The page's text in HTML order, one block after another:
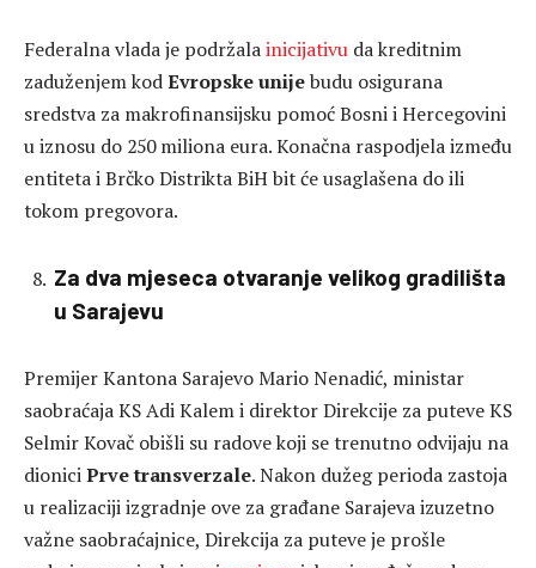
Federalna vlada je podržalainicijativu da kreditnim
zaduženjem kodEvropske unijebudu osigurana
sredstva za makrofinansijsku pomoć Bosni i Hercegovini
u iznosu do 250 miliona eura. Konačna raspodjela između
entiteta i Brčko Distrikta BiH bit će usaglašena do ili
tokom pregovora.
Za dva mjeseca otvaranje velikog gradilišta
u Sarajevu
Premijer Kantona Sarajevo Mario Nenadić, ministar
saobraćaja KS Adi Kalem i direktor Direkcije za puteve KS
Selmir Kovač obišli su radove koji se trenutno odvijaju na
dioniciPrve transverzale. Nakon dužeg perioda zastoja
u realizaciji izgradnje ove za građane Sarajeva izuzetno
važne saobraćajnice, Direkcija za puteve je prošle